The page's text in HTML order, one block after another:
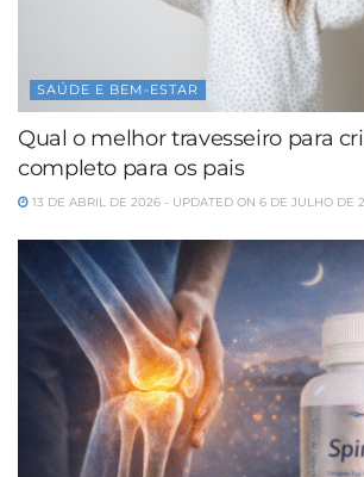
SAÚDE E BEM-ESTAR
Qual o melhor travesseiro para
completo para os pais
13 DE ABRIL DE 2026 - UPDATED ON 6 DE JULHO DE